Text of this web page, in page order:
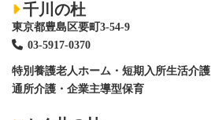
千川の杜
東京都豊島区要町3-54-9
03-5917-0370
特別養護老人ホーム ・短期入所生活介護
通所介護・企業主導型保育